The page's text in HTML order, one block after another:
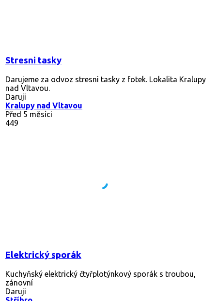
Stresni tasky
Darujeme za odvoz stresni tasky z fotek. Lokalita Kralupy
nad Vltavou.
Daruji
Kralupy nad Vltavou
Před 5 měsíci
449
Elektrický sporák
Kuchyňský elektrický čtyřplotýnkový sporák s troubou,
zánovní
Daruji